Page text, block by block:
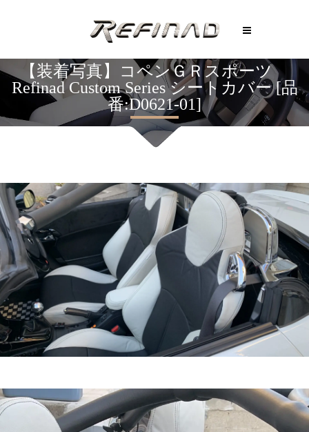
【装着写真】コペンＧＲスポーツ
Refinad Custom Series シートカバー [品
番:D0621-01]